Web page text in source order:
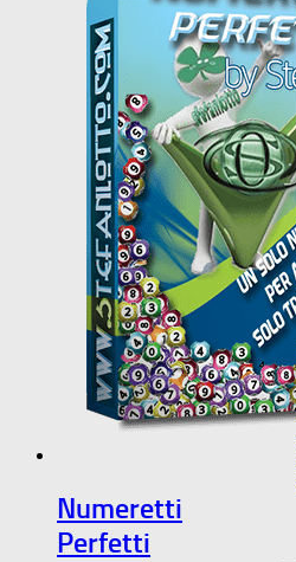
Numeretti
Perfetti